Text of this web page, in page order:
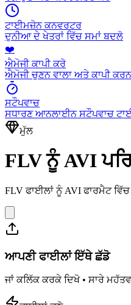
ਟਾਈਮਜ਼ੋਨ ਕਨਵਰਟਰ
ਦੁਨੀਆ ਦੇ ਖੇਤਰਾਂ ਵਿੱਚ ਸਮਾਂ ਬਦਲੋ
❤️
ਐਮੋਜੀ ਕਾਪੀ ਕਰੋ
ਐਮੋਜੀ ਚੁਣਨ ਵਾਲਾ ਅਤੇ ਕਾਪੀ ਕਰਨ
ਸਟੌਪਵਾਚ
ਸਧਾਰਣ ਆਨਲਾਈਨ ਸਟੌਪਵਾਚ
ਮੁੱਲ
FLV ਨੂੰ AVI
FLV ਫਾਈਲਾਂ ਨੂੰ AVI ਫਾਰਮੈਟ
ਆਪਣੀ ਫਾਈਲਾਂ ਇੱਥੇ ਛੱਡੋ
ਜਾਂ ਕਲਿੱਕ ਕਰਕੇ ਦਿਖੋ • ਸਾਰੇ